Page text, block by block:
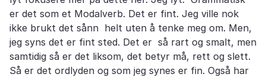
er det som et Modalverb. Det er fint. Jeg ville nok
ikke brukt det sånn helt uten å tenke meg om. Men,
jeg syns det er fint sted. Det er så rart og smalt, men
samtidig så er det liksom, det betyr må, rett og slett.
Så er det ordlyden og som jeg synes er fin. Også har